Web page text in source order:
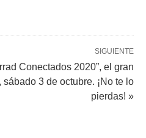
SIGUIENTE
Conectados 2020”, el gran
3 de octubre. ¡No te lo
pierdas! »